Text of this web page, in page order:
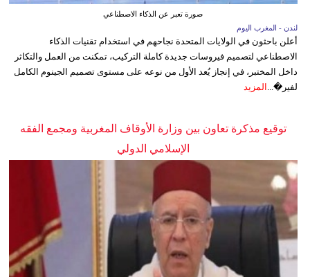
صورة تعبر عن الذكاء الاصطناعي
لندن - المغرب اليوم
أعلن باحثون في الولايات المتحدة نجاحهم في استخدام تقنيات الذكاء
الاصطناعي لتصميم فيروسات جديدة كاملة التركيب، تمكنت من العمل والتكاثر
داخل المختبر، في إنجاز يُعد الأول من نوعه على مستوى تصميم الجينوم الكامل
لفير�...
المزيد
توقيع مذكرة تعاون بين وزارة الأوقاف المغربية ومجمع الفقه
الإسلامي الدولي